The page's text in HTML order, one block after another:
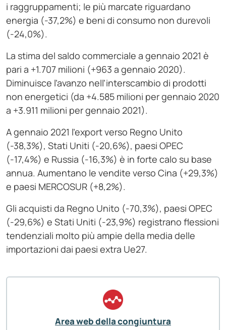
i raggruppamenti; le più marcate riguardano
energia (-37,2%) e beni di consumo non durevoli
(-24,0%).
La stima del saldo commerciale a gennaio 2021 è
pari a +1.707 milioni (+963 a gennaio 2020).
Diminuisce l’avanzo nell’interscambio di prodotti
non energetici (da +4.585 milioni per gennaio 2020
a +3.911 milioni per gennaio 2021).
A gennaio 2021 l’export verso Regno Unito
(-38,3%), Stati Uniti (-20,6%), paesi OPEC
(-17,4%) e Russia (-16,3%) è in forte calo su base
annua. Aumentano le vendite verso Cina (+29,3%)
e paesi MERCOSUR (+8,2%).
Gli acquisti da Regno Unito (-70,3%), paesi OPEC
(-29,6%) e Stati Uniti (-23,9%) registrano flessioni
tendenziali molto più ampie della media delle
importazioni dai paesi extra Ue27.
Area web della congiuntura